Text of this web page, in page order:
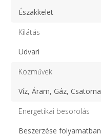
Északkelet
Kilátás
Udvari
Közművek
Víz, Áram, Gáz, Csatorna
Energetikai besorolás
Beszerzése folyamatban